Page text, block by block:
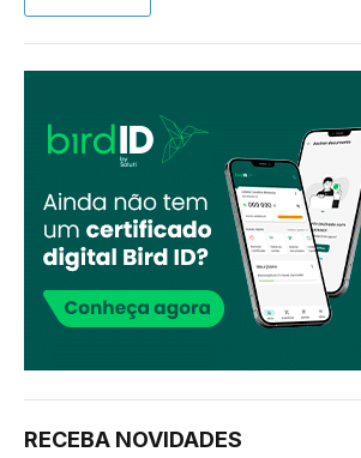
RECEBA NOVIDADES